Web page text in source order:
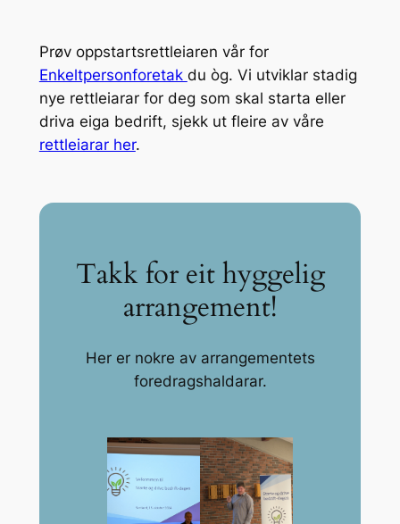
Prøv oppstartsrettleiaren vår for
Enkeltpersonforetak du òg. Vi utviklar stadig
nye rettleiarar for deg som skal starta eller
driva eiga bedrift, sjekk ut fleire av våre
rettleiarar her.
Takk for eit hyggelig
arrangement!
Her er nokre av arrangementets
foredragshaldarar.